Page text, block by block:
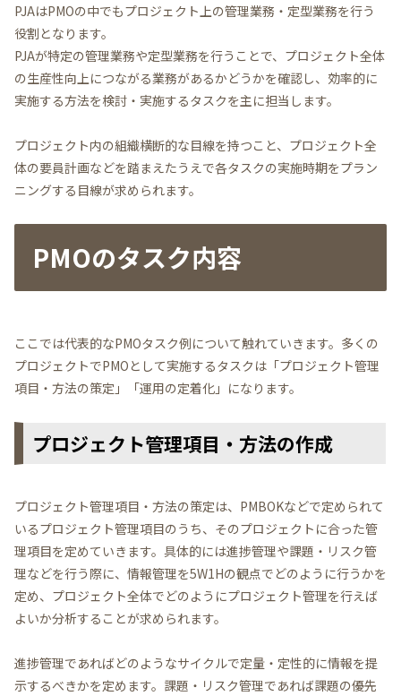
PJAはPMOの中でもプロジェクト上の管理業務・定型業務を行う
役割となります。
PJAが特定の管理業務や定型業務を行うことで、プロジェクト全体
の生産性向上につながる業務があるかどうかを確認し、効率的に
実施する方法を検討・実施するタスクを主に担当します。
プロジェクト内の組織横断的な目線を持つこと、プロジェクト全
体の要員計画などを踏まえたうえで各タスクの実施時期をプラン
ニングする目線が求められます。
PMOのタスク内容
ここでは代表的なPMOタスク例について触れていきます。多くの
プロジェクトでPMOとして実施するタスクは「プロジェクト管理
項目・方法の策定」「運用の定着化」になります。
プロジェクト管理項目・方法の作成
プロジェクト管理項目・方法の策定は、PMBOKなどで定められて
いるプロジェクト管理項目のうち、そのプロジェクトに合った管
理項目を定めていきます。具体的には進捗管理や課題・リスク管
理などを行う際に、情報管理を5W1Hの観点でどのように行うかを
定め、プロジェクト全体でどのようにプロジェクト管理を行えば
よいか分析することが求められます。
進捗管理であればどのようなサイクルで定量・定性的に情報を提
示するべきかを定めます。課題・リスク管理であれば課題の優先